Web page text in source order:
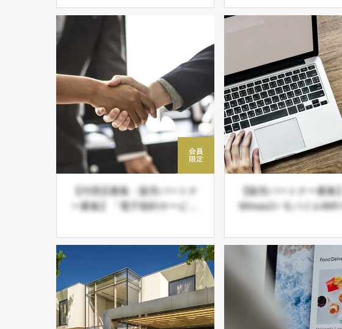
ービスをまとめて取り
能な ＪＤネットパート
【代理店募集・販売パートナ
ー募集】「電子契約サービ
送不要・収入印紙不要の導入
【販売パートナー募集】
Wimax2+ モバイルWiFi